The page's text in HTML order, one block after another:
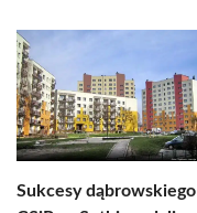
Sukcesy dąbrowskiego